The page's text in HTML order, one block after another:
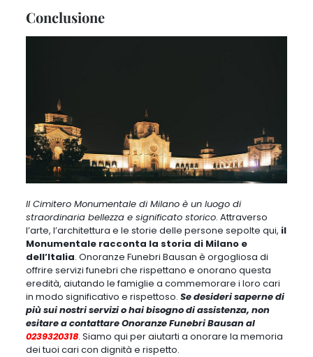
Conclusione
Il Cimitero Monumentale di Milano è un luogo di
straordinaria bellezza e significato storico. Attraverso
l’arte, l’architettura e le storie delle persone sepolte qui, il
Monumentale racconta la storia di Milano e
dell’Italia. Onoranze Funebri Bausan è orgogliosa di
offrire servizi funebri che rispettano e onorano questa
eredità, aiutando le famiglie a commemorare i loro cari
in modo significativo e rispettoso. Se desideri saperne di
più sui nostri servizi o hai bisogno di assistenza, non
esitare a contattare Onoranze Funebri Bausan al
0239320318. Siamo qui per aiutarti a onorare la memoria
dei tuoi cari con dignità e rispetto.